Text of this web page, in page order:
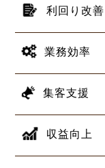
利回り改善
業務効率
集客支援
収益向上